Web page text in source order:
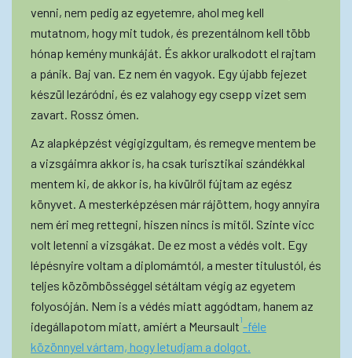
venni, nem pedig az egyetemre, ahol meg kell
mutatnom, hogy mit tudok, és prezentálnom kell több
hónap kemény munkáját. És akkor uralkodott el rajtam
a pánik. Baj van. Ez nem én vagyok. Egy újabb fejezet
készül lezáródni, és ez valahogy egy csepp vizet sem
zavart. Rossz ómen.
Az alapképzést végigizgultam, és remegve mentem be
a vizsgáimra akkor is, ha csak turisztikai szándékkal
mentem ki, de akkor is, ha kívülről fújtam az egész
könyvet. A mesterképzésen már rájöttem, hogy annyira
nem éri meg rettegni, hiszen nincs is mitől. Szinte vicc
volt letenni a vizsgákat. De ez most a védés volt. Egy
lépésnyire voltam a diplomámtól, a mester titulustól, és
teljes közömbösséggel sétáltam végig az egyetem
folyosóján. Nem is a védés miatt aggódtam, hanem az
idegállapotom miatt, amiért a Meursault1-féle
közönnyel vártam, hogy letudjam a dolgot.